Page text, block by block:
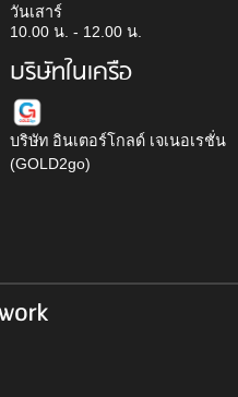
วันเสาร์
10.00 น. - 12.00 น.
บริษัทในเครือ
บริษัท อินเตอร์โกลด์ เจเนอเรชั่น
(GOLD2go)